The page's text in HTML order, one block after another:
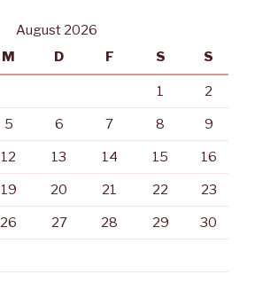
August 2026
M D F S S
1 2
5 6 7 8 9
12 13 14 15 16
19 20 21 22 23
26 27 28 29 30